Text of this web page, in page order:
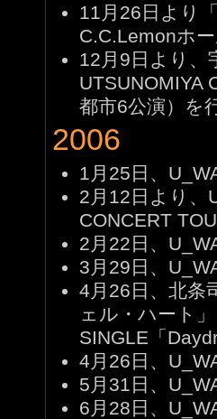
11月26日より
C.C.Lemonホ
12月9日より、
UTSUNOMIYA
都市6公演）を
2006
1月25日、
2月12日より、
CONCERT
2月22日、
3月29日、
4月26日、北条
ェル・ハート
SINGLE「
4月26日、
5月31日、
6月28日、